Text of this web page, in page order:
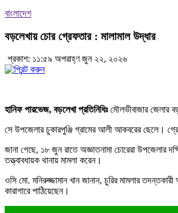
বাংলাদেশ
বড়লেখায় চোর গ্রেফতার : মালামাল উদ্ধার
প্রকাশ: ১১:৫৯ অপরাহ্ণ জুন ২২, ২০২৬
হানিফ পারভেজ, বড়লেখা প্রতিনিধিঃমৌলভীবাজার জেলার
সে উপজেলার চুকারপুঞ্জি গ্রামের আলী আকবরের ছেলে।
জানা গেছে, ১৮ জুন রাতে অজ্ঞাতনামা চোরেরা উপজেলার
তত্ত্বাবধায়ক থানায় মামলা করেন।
ওসি মো. মনিরুজ্জামান খান জানান, চুরির মামলার
কারাগারে পাঠিয়েছেন।